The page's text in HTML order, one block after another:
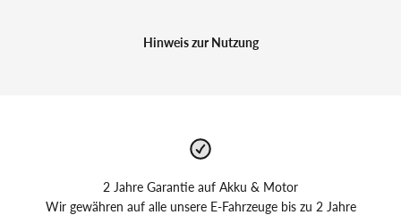
Hinweis zur Nutzung
2 Jahre Garantie auf Akku & Motor
Wir gewähren auf alle unsere E-Fahrzeuge bis zu 2 Jahre